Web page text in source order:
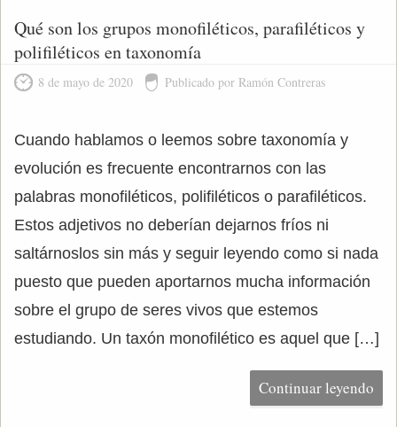
Qué son los grupos monofiléticos, parafiléticos y
polifiléticos en taxonomía
8 de mayo de 2020 Publicado por Ramón Contreras
Cuando hablamos o leemos sobre taxonomía y
evolución es frecuente encontrarnos con las
palabras monofiléticos, polifiléticos o parafiléticos.
Estos adjetivos no deberían dejarnos fríos ni
saltárnoslos sin más y seguir leyendo como si nada
puesto que pueden aportarnos mucha información
sobre el grupo de seres vivos que estemos
estudiando. Un taxón monofilético es aquel que […]
Continuar leyendo